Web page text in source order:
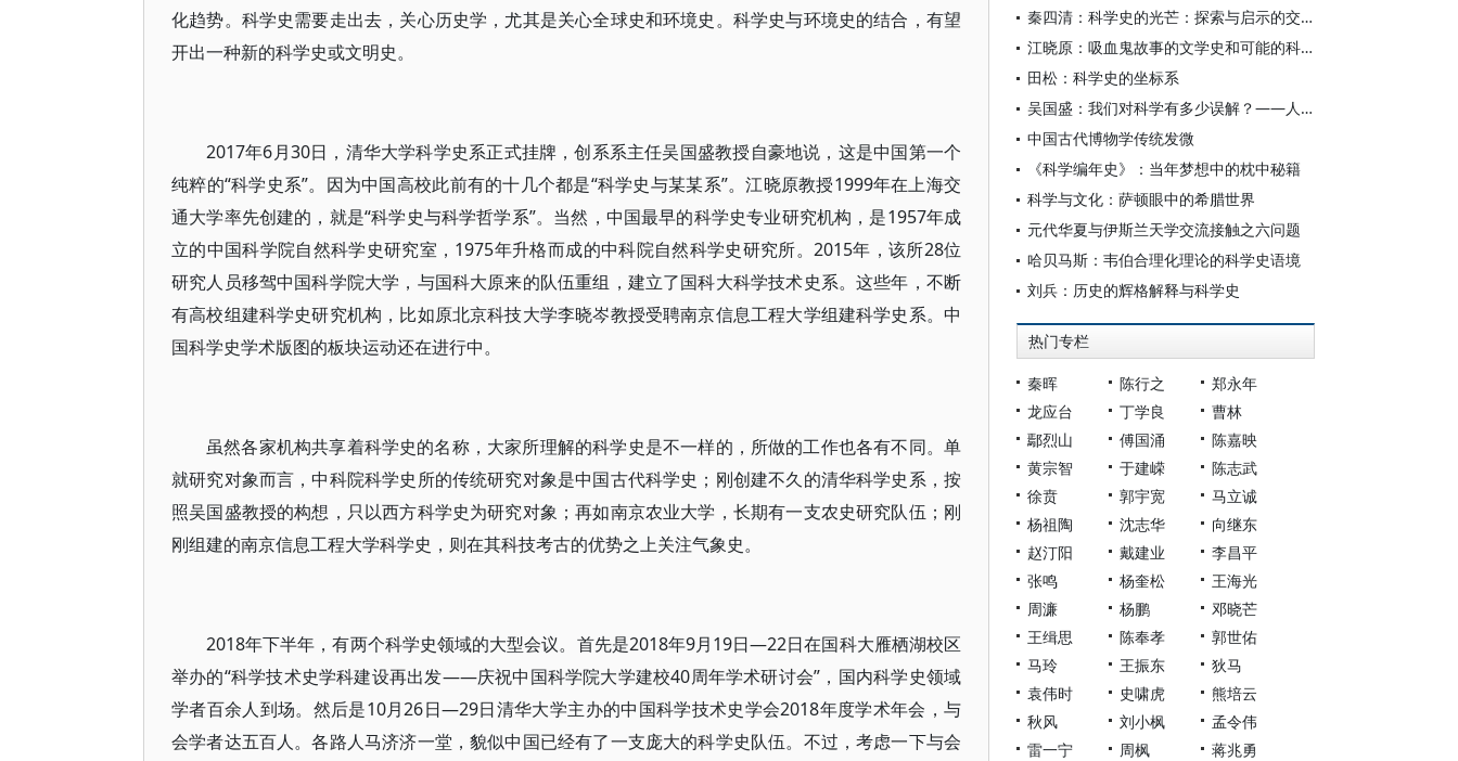
化趋势。科学史需要走出去，关心历史学，尤其是关心全球史和环境史。科学史与环境史的结合，有望
开出一种新的科学史或文明史。
2017年6月30日，清华大学科学史系正式挂牌，创系系主任吴国盛教授自豪地说，这是中国第一个
纯粹的“科学史系”。因为中国高校此前有的十几个都是“科学史与某某系”。江晓原教授1999年在上海交
通大学率先创建的，就是“科学史与科学哲学系”。当然，中国最早的科学史专业研究机构，是1957年成
立的中国科学院自然科学史研究室，1975年升格而成的中科院自然科学史研究所。2015年，该所28位
研究人员移驾中国科学院大学，与国科大原来的队伍重组，建立了国科大科学技术史系。这些年，不断
有高校组建科学史研究机构，比如原北京科技大学李晓岑教授受聘南京信息工程大学组建科学史系。中
国科学史学术版图的板块运动还在进行中。
虽然各家机构共享着科学史的名称，大家所理解的科学史是不一样的，所做的工作也各有不同。单
就研究对象而言，中科院科学史所的传统研究对象是中国古代科学史；刚创建不久的清华科学史系，按
照吴国盛教授的构想，只以西方科学史为研究对象；再如南京农业大学，长期有一支农史研究队伍；刚
刚组建的南京信息工程大学科学史，则在其科技考古的优势之上关注气象史。
2018年下半年，有两个科学史领域的大型会议。首先是2018年9月19日—22日在国科大雁栖湖校区
举办的“科学技术史学科建设再出发——庆祝中国科学院大学建校40周年学术研讨会”，国内科学史领域
学者百余人到场。然后是10月26日—29日清华大学主办的中国科学技术史学会2018年度学术年会，与
会学者达五百人。各路人马济济一堂，貌似中国已经有了一支庞大的科学史队伍。不过，考虑一下与会
秦四清：科学史的光芒：探索与启示的交响曲
江晓原：吸血鬼故事的文学史和可能的科学史
田松：科学史的坐标系
吴国盛：我们对科学有多少误解？——人文清华讲坛吴国盛演讲实录
中国古代博物学传统发微
《科学编年史》：当年梦想中的枕中秘籍
科学与文化：萨顿眼中的希腊世界
元代华夏与伊斯兰天学交流接触之六问题
哈贝马斯：韦伯合理化理论的科学史语境
刘兵：历史的辉格解释与科学史
热门专栏
秦晖 陈行之
郑永年
龙应台
丁学良
曹林
鄢烈山
傅国涌
陈嘉映
黄宗智
于建嵘
陈志武
徐贲
郭宇宽
马立诚
杨祖陶
沈志华
向继东
赵汀阳
戴建业
李昌平
张鸣
杨奎松
王海光
周濂
杨鹏
邓晓芒
王缉思
陈奉孝
郭世佑
马玲
王振东
狄马
袁伟时
史啸虎
熊培云
秋风
刘小枫
孟令伟
雷一宁
周枫
蒋兆勇